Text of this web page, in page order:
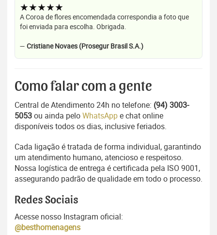
★★★★★
A Coroa de flores encomendada correspondia a foto que
foi enviada para escolha. Obrigada.
— Cristiane Novaes (Prosegur Brasil S.A.)
Como falar com a gente
Central de Atendimento 24h no telefone: (94) 3003-
5053ou ainda peloWhatsAppe chat online
disponíveis todos os dias, inclusive feriados.
Cada ligação é tratada de forma individual, garantindo
um atendimento humano, atencioso e respeitoso.
Nossa logística de entrega é certificada pela ISO 9001,
assegurando padrão de qualidade em todo o processo.
Redes Sociais
Acesse nosso Instagram oficial:
@besthomenagens